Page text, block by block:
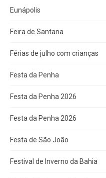
Eunápolis
Feira de Santana
Férias de julho com crianças
Festa da Penha
Festa da Penha 2026
Festa da Penha 2026
Festa de São João
Festival de Inverno da Bahia